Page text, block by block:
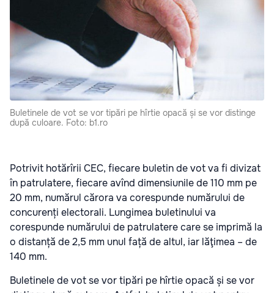
Buletinele de vot se vor tipări pe hîrtie opacă și se vor distinge
după culoare. Foto: b1.ro
Potrivit hotărîrii CEC, fiecare buletin de vot va fi divizat
în patrulatere, fiecare avînd dimensiunile de 110 mm pe
20 mm, numărul cărora va corespunde numărului de
concurenți electorali. Lungimea buletinului va
corespunde numărului de patrulatere care se imprimă la
o distanță de 2,5 mm unul față de altul, iar lăţimea – de
140 mm.
Buletinele de vot se vor tipări pe hîrtie opacă și se vor